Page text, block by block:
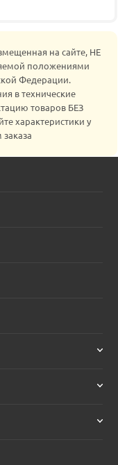
на сайте, НЕ
положениями
Федерации.
в технические
товаров БЕЗ
характеристики у